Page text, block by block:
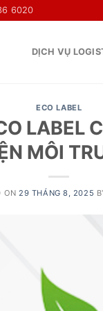
6020
DỊCH VỤ
ECO LABEL
LABEL
MÔI
ON 29 THÁNG 8, 2025